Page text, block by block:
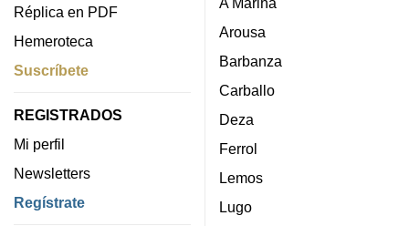
Réplica en PDF
Hemeroteca
Suscríbete
REGISTRADOS
Mi perfil
Newsletters
Regístrate
Arousa
Barbanza
Carballo
Deza
Ferrol
Lemos
Lugo